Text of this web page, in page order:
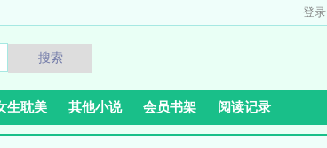
登录
搜索
生耽美 其他小说 会员书架 阅读记录